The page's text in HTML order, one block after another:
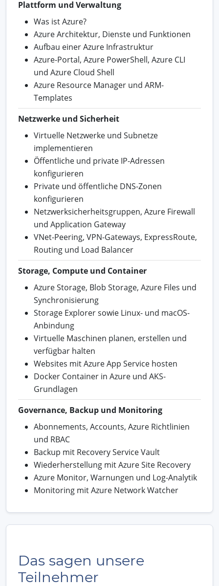
Plattform und Verwaltung
Was ist Azure?
Azure Architektur, Dienste und Funktionen
Aufbau einer Azure Infrastruktur
Azure-Portal, Azure PowerShell, Azure CLI
und Azure Cloud Shell
Azure Resource Manager und ARM-
Templates
Netzwerke und Sicherheit
Virtuelle Netzwerke und Subnetze
implementieren
Öffentliche und private IP-Adressen
konfigurieren
Private und öffentliche DNS-Zonen
konfigurieren
Netzwerksicherheitsgruppen, Azure Firewall
und Application Gateway
VNet-Peering, VPN-Gateways, ExpressRoute,
Routing und Load Balancer
Storage, Compute und Container
Azure Storage, Blob Storage, Azure Files und
Synchronisierung
Storage Explorer sowie Linux- und macOS-
Anbindung
Virtuelle Maschinen planen, erstellen und
verfügbar halten
Websites mit Azure App Service hosten
Docker Container in Azure und AKS-
Grundlagen
Governance, Backup und Monitoring
Abonnements, Accounts, Azure Richtlinien
und RBAC
Backup mit Recovery Service Vault
Wiederherstellung mit Azure Site Recovery
Azure Monitor, Warnungen und Log-Analytik
Monitoring mit Azure Network Watcher
Das sagen unsere
Teilnehmer